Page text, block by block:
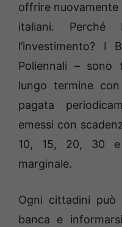
offrire
italiani. Perché
l’investimento? I
Poliennali –
lungo termine
pagata
emessi con
10, 15, 20, 30 e
marginale.
Ogni cittadini può
banca e